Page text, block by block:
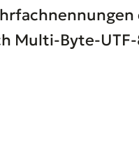
Multi-Byte-